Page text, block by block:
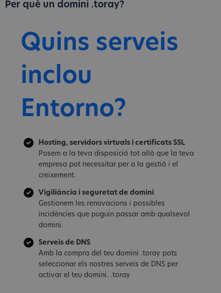
Per què un domini .toray?
Quins serveis
inclou
Entorno?
Hosting, servidors virtuals i certificats SSL
Posem a la teva disposició tot allò que la teva
empresa pot necessitar per a la gestió i el
creixement.
Vigiliància i seguretat de domini
Gestionem les renovacions i possibles
incidències que puguin passar amb qualsevol
domini.
Serveis de DNS
Amb la compra del teu domini .toray pots
seleccionar els nostres serveis de DNS per
activar el teu domini. .toray